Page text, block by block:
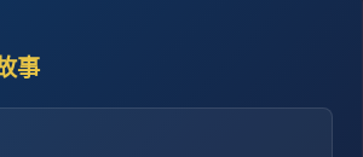
事